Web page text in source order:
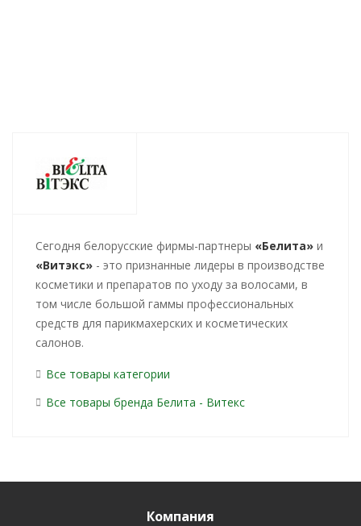
Cегодня белорусские фирмы-партнеры «Белита» и
«Витэкс» - это признанные лидеры в производстве
косметики и препаратов по уходу за волосами, в
том числе большой гаммы профессиональных
средств для парикмахерских и косметических
салонов.
Все товары категории
Все товары бренда Белита - Витекс
Компания